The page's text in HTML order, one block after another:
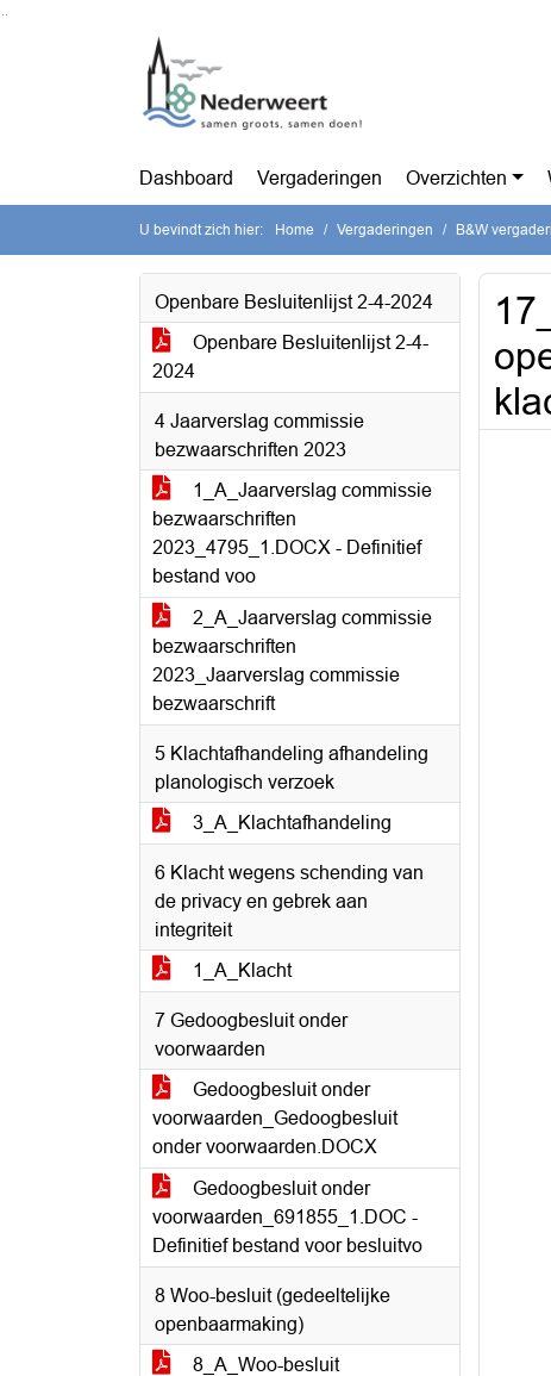
Dashboard Vergaderingen Overzichten
U bevindt zich hier: Home Vergaderingen B&W
Openbare Besluitenlijst 2-4-2024
Openbare Besluitenlijst 2-4-
2024
4 Jaarverslag commissie
bezwaarschriften 2023
1_A_Jaarverslag commissie
bezwaarschriften
2023_4795_1.DOCX - Definitief
bestand voo
2_A_Jaarverslag commissie
bezwaarschriften
2023_Jaarverslag commissie
bezwaarschrift
5 Klachtafhandeling afhandeling
planologisch verzoek
3_A_Klachtafhandeling
6 Klacht wegens schending van
de privacy en gebrek aan
integriteit
1_A_Klacht
7 Gedoogbesluit onder
voorwaarden
Gedoogbesluit onder
voorwaarden_Gedoogbesluit
onder voorwaarden.DOCX
Gedoogbesluit onder
voorwaarden_691855_1.DOC -
Definitief bestand voor besluitvo
8 Woo-besluit (gedeeltelijke
openbaarmaking)
8_A_Woo-besluit